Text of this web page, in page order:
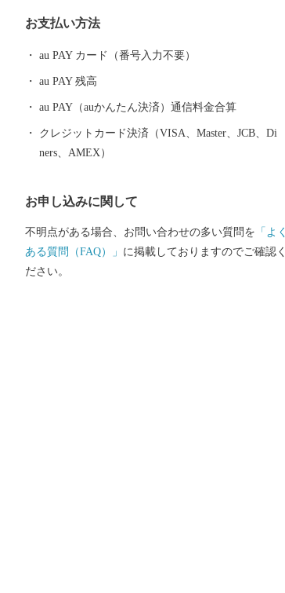
３度と温暖ですが、年間平均降水量は１，８０９ミリ
で、以前から台風、水害、高潮などの被害を数多く受
４．５キロメートル、幅は広い所で約５００メートル
の近畿最大の松林「煙樹ヶ浜（えんじゅがはま）」が
お支払い方法
au PAY カード（番号入力不要）
au PAY 残高
au PAY（auかんたん決済）通信料金合算
クレジットカード決済（VISA、Master、JCB、Di
ners、AMEX）
お申し込みに関して
不明点がある場合、お問い合わせの多い質問を 「よく
ある質問（FAQ）」 に掲載しておりますのでご確認く
ださい。